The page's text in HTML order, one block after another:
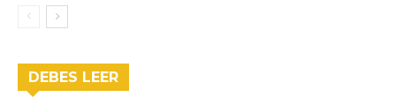
DEBES LEER